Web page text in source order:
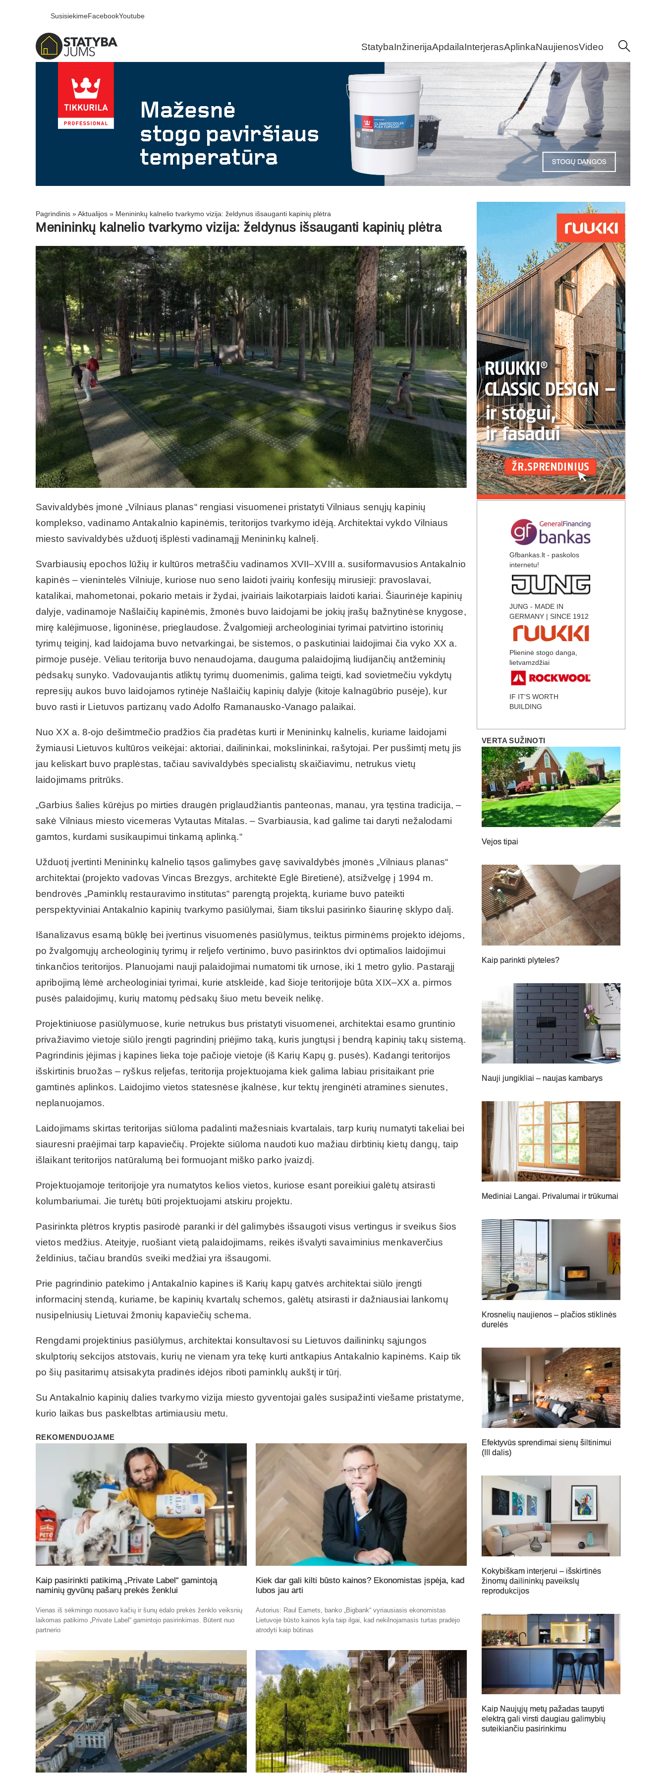
SusisiekimeFacebookYoutube
StatybaInžinerijaApdailaInterjerasAplinkaNaujienosVideo
Pagrindinis »Aktualijos » Menininkų kalnelio tvarkymo vizija: želdynus išsauganti kapinių plėtra
Menininkų kalnelio tvarkymo vizija: želdynus išsauganti kapinių plėtra
Savivaldybės įmonė „Vilniaus planas“ rengiasi visuomenei pristatyti Vilniaus senųjų kapinių
komplekso, vadinamo Antakalnio kapinėmis, teritorijos tvarkymo idėją. Architektai vykdo Vilniaus
miesto savivaldybės užduotį išplėsti vadinamąjį Menininkų kalnelį.
Svarbiausių epochos lūžių ir kultūros metraščiu vadinamos XVII–XVIII a. susiformavusios Antakalnio
kapinės – vienintelės Vilniuje, kuriose nuo seno laidoti įvairių konfesijų mirusieji: pravoslavai,
katalikai, mahometonai, pokario metais ir žydai, įvairiais laikotarpiais laidoti kariai. Šiaurinėje kapinių
dalyje, vadinamoje Našlaičių kapinėmis, žmonės buvo laidojami be jokių įrašų bažnytinėse knygose,
mirę kalėjimuose, ligoninėse, prieglaudose. Žvalgomieji archeologiniai tyrimai patvirtino istorinių
tyrimų teiginį, kad laidojama buvo netvarkingai, be sistemos, o paskutiniai laidojimai čia vyko XX a.
pirmoje pusėje. Vėliau teritorija buvo nenaudojama, dauguma palaidojimą liudijančių antžeminių
pėdsakų sunyko. Vadovaujantis atliktų tyrimų duomenimis, galima teigti, kad sovietmečiu vykdytų
represijų aukos buvo laidojamos rytinėje Našlaičių kapinių dalyje (kitoje kalnagūbrio pusėje), kur
buvo rasti ir Lietuvos partizanų vado Adolfo Ramanausko-Vanago palaikai.
Nuo XX a. 8-ojo dešimtmečio pradžios čia pradėtas kurti ir Menininkų kalnelis, kuriame laidojami
žymiausi Lietuvos kultūros veikėjai: aktoriai, dailininkai, mokslininkai, rašytojai. Per pusšimtį metų jis
jau keliskart buvo praplėstas, tačiau savivaldybės specialistų skaičiavimu, netrukus vietų
laidojimams pritrūks.
„Garbius šalies kūrėjus po mirties draugėn priglaudžiantis panteonas, manau, yra tęstina tradicija, –
sakė Vilniaus miesto vicemeras Vytautas Mitalas. – Svarbiausia, kad galime tai daryti nežalodami
gamtos, kurdami susikaupimui tinkamą aplinką.“
Užduotį įvertinti Menininkų kalnelio tąsos galimybes gavę savivaldybės įmonės „Vilniaus planas“
architektai (projekto vadovas Vincas Brezgys, architektė Eglė Biretienė), atsižvelgę į 1994 m.
bendrovės „Paminklų restauravimo institutas“ parengtą projektą, kuriame buvo pateikti
perspektyviniai Antakalnio kapinių tvarkymo pasiūlymai, šiam tikslui pasirinko šiaurinę sklypo dalį.
Išanalizavus esamą būklę bei įvertinus visuomenės pasiūlymus, teiktus pirminėms projekto idėjoms,
po žvalgomųjų archeologinių tyrimų ir reljefo vertinimo, buvo pasirinktos dvi optimalios laidojimui
tinkančios teritorijos. Planuojami nauji palaidojimai numatomi tik urnose, iki 1 metro gylio. Pastarąjį
apribojimą lėmė archeologiniai tyrimai, kurie atskleidė, kad šioje teritorijoje būta XIX–XX a. pirmos
pusės palaidojimų, kurių matomų pėdsakų šiuo metu beveik nelikę.
Projektiniuose pasiūlymuose, kurie netrukus bus pristatyti visuomenei, architektai esamo gruntinio
privažiavimo vietoje siūlo įrengti pagrindinį priėjimo taką, kuris jungtųsi į bendrą kapinių takų sistemą.
Pagrindinis įėjimas į kapines lieka toje pačioje vietoje (iš Karių Kapų g. pusės). Kadangi teritorijos
išskirtinis bruožas – ryškus reljefas, teritorija projektuojama kiek galima labiau prisitaikant prie
gamtinės aplinkos. Laidojimo vietos statesnėse įkalnėse, kur tektų įrenginėti atramines sienutes,
neplanuojamos.
Laidojimams skirtas teritorijas siūloma padalinti mažesniais kvartalais, tarp kurių numatyti takeliai bei
siauresni praėjimai tarp kapaviečių. Projekte siūloma naudoti kuo mažiau dirbtinių kietų dangų, taip
išlaikant teritorijos natūralumą bei formuojant miško parko įvaizdį.
Projektuojamoje teritorijoje yra numatytos kelios vietos, kuriose esant poreikiui galėtų atsirasti
kolumbariumai. Jie turėtų būti projektuojami atskiru projektu.
Pasirinkta plėtros kryptis pasirodė paranki ir dėl galimybės išsaugoti visus vertingus ir sveikus šios
vietos medžius. Ateityje, ruošiant vietą palaidojimams, reikės išvalyti savaiminius menkaverčius
želdinius, tačiau brandūs sveiki medžiai yra išsaugomi.
Prie pagrindinio patekimo į Antakalnio kapines iš Karių kapų gatvės architektai siūlo įrengti
informacinį stendą, kuriame, be kapinių kvartalų schemos, galėtų atsirasti ir dažniausiai lankomų
nusipelniusių Lietuvai žmonių kapaviečių schema.
Rengdami projektinius pasiūlymus, architektai konsultavosi su Lietuvos dailininkų sąjungos
skulptorių sekcijos atstovais, kurių ne vienam yra tekę kurti antkapius Antakalnio kapinėms. Kaip tik
po šių pasitarimų atsisakyta pradinės idėjos riboti paminklų aukštį ir tūrį.
Su Antakalnio kapinių dalies tvarkymo vizija miesto gyventojai galės susipažinti viešame pristatyme,
kurio laikas bus paskelbtas artimiausiu metu.
REKOMENDUOJAME
Kaip pasirinkti patikimą „Private Label“ gamintoją
naminių gyvūnų pašarų prekės ženklui
Vienas iš sėkmingo nuosavo kačių ir šunų ėdalo prekės ženklo veiksnių
laikomas patikimo „Private Label“ gamintojo pasirinkimas. Būtent nuo
partnerio
Kiek dar gali kilti būsto kainos? Ekonomistas įspėja, kad
lubos jau arti
Autorius: Raul Eamets, banko „Bigbank“ vyriausiasis ekonomistas
Lietuvoje būsto kainos kyla taip ilgai, kad nekilnojamasis turtas pradėjo
atrodyti kaip būtinas
Gfbankas.lt - paskolos
internetu!
JUNG - MADE IN
GERMANY | SINCE 1912
Plieninė stogo danga,
lietvamzdžiai
IF IT'S WORTH
BUILDING
VERTA SUŽINOTI
Vejos tipai
Kaip parinkti plyteles?
Nauji jungikliai – naujas kambarys
Mediniai Langai. Privalumai ir trūkumai
Krosnelių naujienos – plačios stiklinės
durelės
Efektyvūs sprendimai sienų šiltinimui
(III dalis)
Kokybiškam interjerui – išskirtinės
žinomų dailininkų paveikslų
reprodukcijos
Kaip Naujųjų metų pažadas taupyti
elektrą gali virsti daugiau galimybių
suteikiančiu pasirinkimu